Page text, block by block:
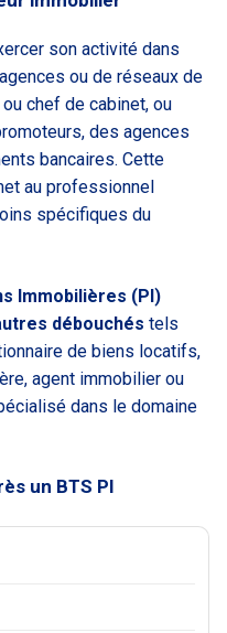
son activité dans
ou de réseaux de
chef de cabinet, ou
des agences
bancaires. Cette
au professionnel
spécifiques du
Immobilières (PI)
débouchés tels
de biens locatifs,
agent immobilier ou
dans le domaine
un BTS PI